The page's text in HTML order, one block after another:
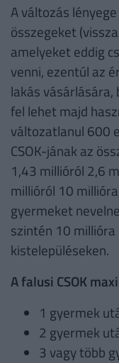
A változás
összegeket
amelyeket eddig
venni, ezentúl az
lakás
fel lehet majd
változatlanul 600
CSOK-jának az
1,43 millióról 2,6
millióról 10
gyermeket
szintén 10
kistelepüléseken.
A falusi CSOK
1 gyermek
2 gyermek
3 vagy több